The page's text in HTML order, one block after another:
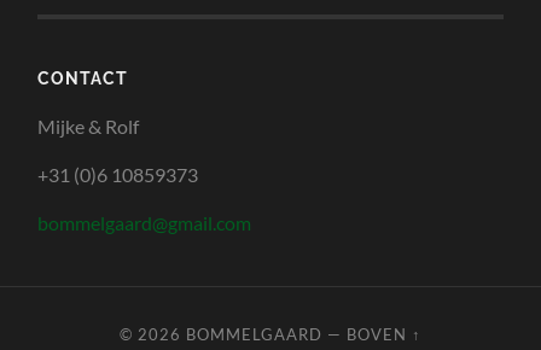
CONTACT
Mijke & Rolf
+31 (0)6 10859373
bommelgaard@gmail.com
© 2026 BOMMELGAARD — BOVEN ↑